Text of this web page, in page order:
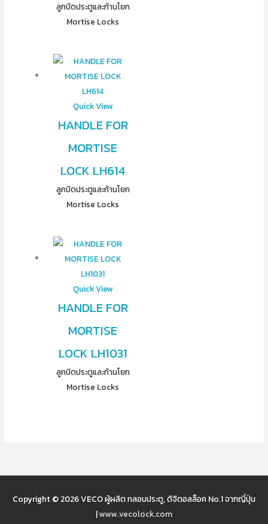
ลูกบิดประตูและก้านโยก
Mortise Locks
Quick View
HANDLE FOR
MORTISE
LOCK LH614
ลูกบิดประตูและก้านโยก
Mortise Locks
Quick View
HANDLE FOR
MORTISE
LOCK LH1031
ลูกบิดประตูและก้านโยก
Mortise Locks
Copyright © 2026VECO ผู้ผลิต กลอนประตู, ดิจิตอลล็อค No.1 จากญี่ปุ่น
|www.vecolock.com